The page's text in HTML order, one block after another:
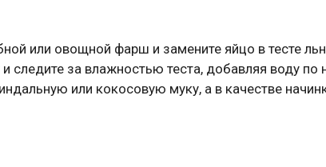
или овощной фарш и замените яйцо в тесте
следите за влажностью теста, добавляя воду по
или кокосовую муку, а в качестве